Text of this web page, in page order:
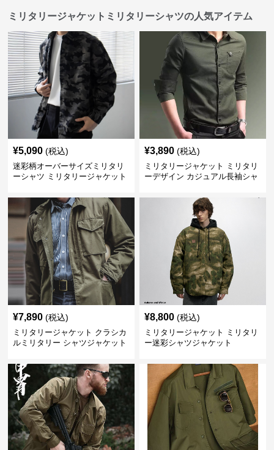
ミリタリージャケットミリタリーシャツの人気アイテム
¥5,090 (税込)
迷彩柄オーバーサイズミリタリ
ーシャツ ミリタリージャケット
¥3,890 (税込)
ミリタリージャケット ミリタリ
ーデザイン カジュアル長袖シャ
¥7,890 (税込)
ミリタリージャケット クラシカ
ルミリタリー シャツジャケット
¥8,800 (税込)
ミリタリージャケット ミリタリ
ー迷彩シャツジャケット